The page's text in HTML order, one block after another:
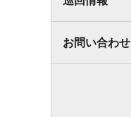
お問い合わせ